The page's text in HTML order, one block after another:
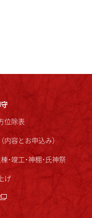
位除表
内容とお申込み）
･竣工･神棚･氏神祭
げ